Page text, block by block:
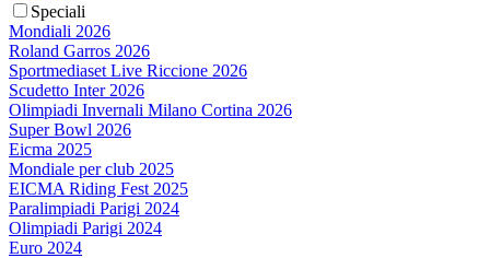
Speciali
Mondiali 2026
Roland Garros 2026
Sportmediaset Live Riccione 2026
Scudetto Inter 2026
Olimpiadi Invernali Milano Cortina 2026
Super Bowl 2026
Eicma 2025
Mondiale per club 2025
EICMA Riding Fest 2025
Paralimpiadi Parigi 2024
Olimpiadi Parigi 2024
Euro 2024